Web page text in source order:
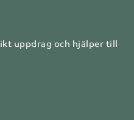
uppdrag och hjälper till